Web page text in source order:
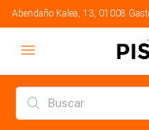
Abendaño Kalea, 13, 01008